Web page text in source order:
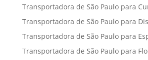
Transportadora de São Paulo para
Transportadora de São Paulo para
Transportadora de São Paulo para
Transportadora de São Paulo para